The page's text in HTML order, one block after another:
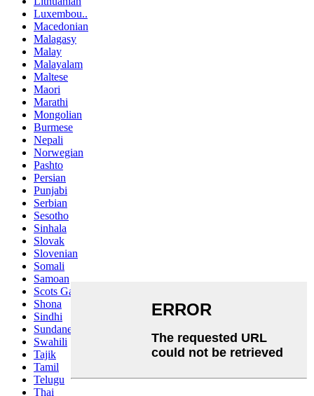
Luxembou..
Macedonian
Malagasy
Malay
Malayalam
Maltese
Maori
Marathi
Mongolian
Burmese
Nepali
Norwegian
Pashto
Persian
Punjabi
Serbian
Sesotho
Sinhala
Slovak
Slovenian
Somali
Samoan
Scots Gaelic
Shona
Sindhi
Sundanese
Swahili
Tajik
Tamil
Telugu
Thai